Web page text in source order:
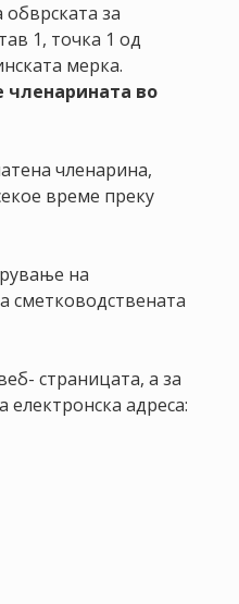
обврската за
1, точка 1 од
мерка.
членарината во
членарина,
време преку
на
сметководствената
страницата, а за
адреса: